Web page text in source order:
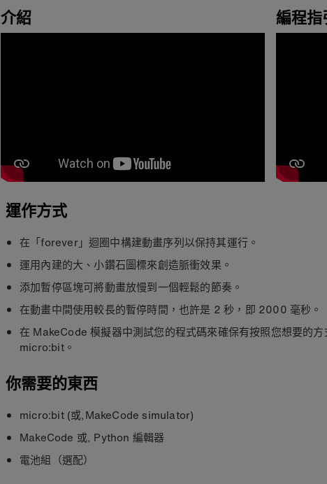
介紹 編程指
運作方式
在「forever」迴圈中構建動畫序列以保持其運行。
運用內建的大、小鑽石圖標來創造脈衝效果。
添加暫停區塊可將動畫放慢到一個輕鬆的節奏。
在動畫中間使用較長的暫停時間，也許是 2 秒，即 2000 毫秒。
在 MakeCode 模擬器中測試您的程式碼來確保有按照您想要的
micro:bit。
你需要的東西
micro:bit (或,MakeCode simulator)
MakeCode 或, Python 編輯器
電池組（選配）